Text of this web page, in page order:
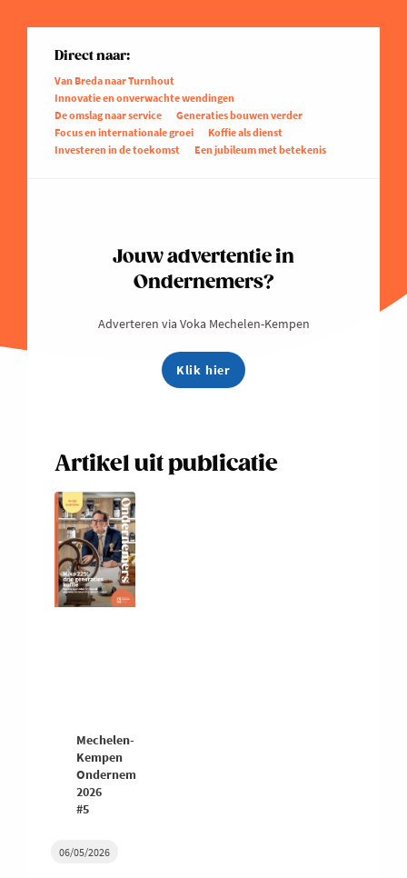
Direct naar:
Van Breda naar Turnhout
Innovatie en onverwachte wendingen
De omslag naar service
Generaties bouwen verder
Focus en internationale groei
Koffie als dienst
Investeren in de toekomst
Een jubileum met betekenis
06/05/2026
Jouw advertentie in
Ondernemers?
Adverteren via Voka Mechelen-Kempen
Klik hier
Artikel uit publicatie
Mechelen-
Kempen
Ondernemers
2026
#5